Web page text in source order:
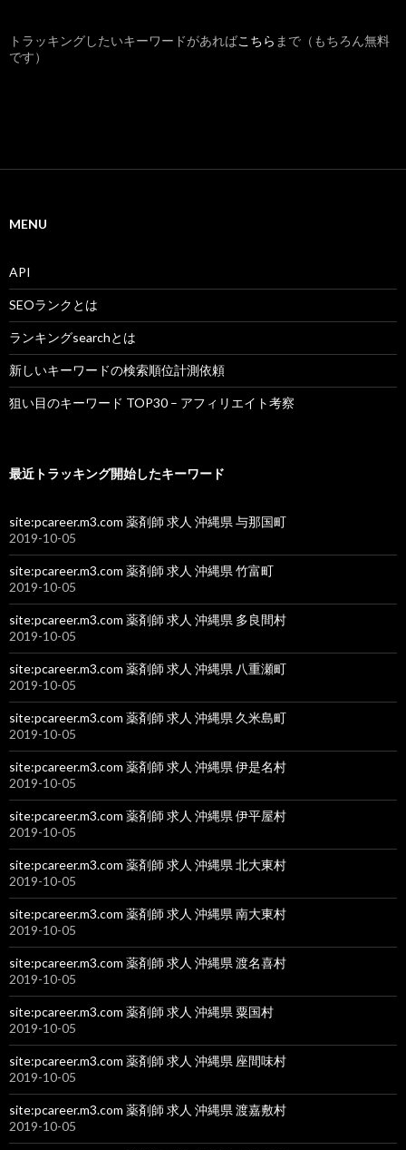
トラッキングしたいキーワードがあればこちら まで（もちろん無料
です）
MENU
API
SEOランクとは
ランキングsearchとは
新しいキーワードの検索順位計測依頼
狙い目のキーワード TOP30 – アフィリエイト考察
最近トラッキング開始したキーワード
site:pcareer.m3.com 薬剤師 求人 沖縄県 与那国町
2019-10-05
site:pcareer.m3.com 薬剤師 求人 沖縄県 竹富町
2019-10-05
site:pcareer.m3.com 薬剤師 求人 沖縄県 多良間村
2019-10-05
site:pcareer.m3.com 薬剤師 求人 沖縄県 八重瀬町
2019-10-05
site:pcareer.m3.com 薬剤師 求人 沖縄県 久米島町
2019-10-05
site:pcareer.m3.com 薬剤師 求人 沖縄県 伊是名村
2019-10-05
site:pcareer.m3.com 薬剤師 求人 沖縄県 伊平屋村
2019-10-05
site:pcareer.m3.com 薬剤師 求人 沖縄県 北大東村
2019-10-05
site:pcareer.m3.com 薬剤師 求人 沖縄県 南大東村
2019-10-05
site:pcareer.m3.com 薬剤師 求人 沖縄県 渡名喜村
2019-10-05
site:pcareer.m3.com 薬剤師 求人 沖縄県 粟国村
2019-10-05
site:pcareer.m3.com 薬剤師 求人 沖縄県 座間味村
2019-10-05
site:pcareer.m3.com 薬剤師 求人 沖縄県 渡嘉敷村
2019-10-05